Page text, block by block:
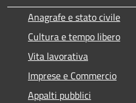
Anagrafe e stato civile
Cultura e tempo libero
Vita lavorativa
Imprese e Commercio
Appalti pubblici